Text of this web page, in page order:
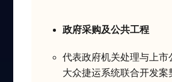
政府采购及公共工程
代表政府机关处理与上市
大众捷运系统联合开发案